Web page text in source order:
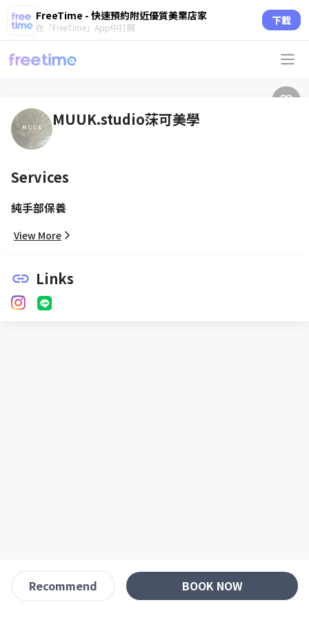
FreeTime - 快速預約附近優質美業店家
在「FreeTime」App中打開 下載
MUUK.studio莯可美學
Services
純手部保養
View More
link Links
Recommend BOOK NOW